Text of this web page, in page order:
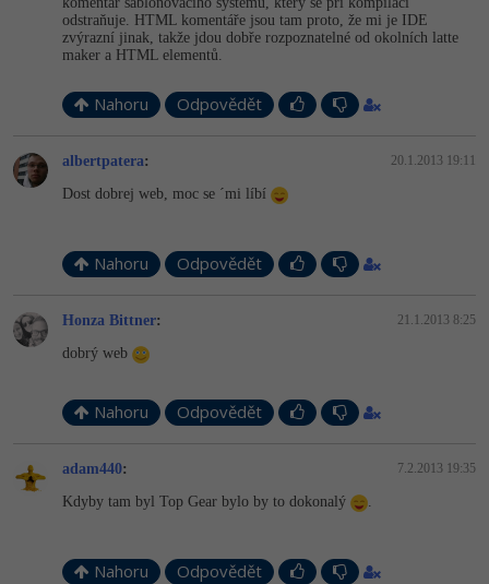
odstraňuje. HTML komentáře jsou tam proto, že mi je IDE
zvýrazní jinak, takže jdou dobře rozpoznatelné od okolních latte
maker a HTML elementů.
Nahoru Odpovědět
albertpatera: 20.1.2013 19:11
Dost dobrej web, moc se ´mi líbí
Nahoru Odpovědět
Honza Bittner: 21.1.2013 8:25
dobrý web
Nahoru Odpovědět
adam440: 7.2.2013 19:35
Kdyby tam byl Top Gear bylo by to dokonalý
Nahoru Odpovědět